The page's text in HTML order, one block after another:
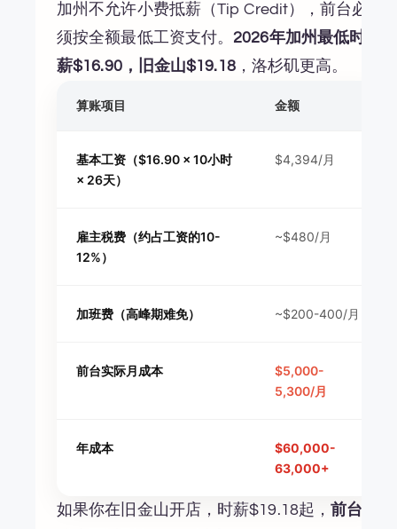
加州不允许小费抵薪（Tip Credit），前台必
须按全额最低工资支付。 2026年加州最低时
薪$16.90，旧金山$19.18，洛杉矶更高。
算账项目 金额
基本工资（$16.90 × 10小时
× 26天）
$4,394/月
雇主税费（约占工资的10-
12%）
~$480/月
加班费（高峰期难免） ~$200-400/月
前台实际月成本
$5,000-
5,300/月
年成本
$60,000-
63,000+
如果你在旧金山开店，时薪$19.18起， 前台年